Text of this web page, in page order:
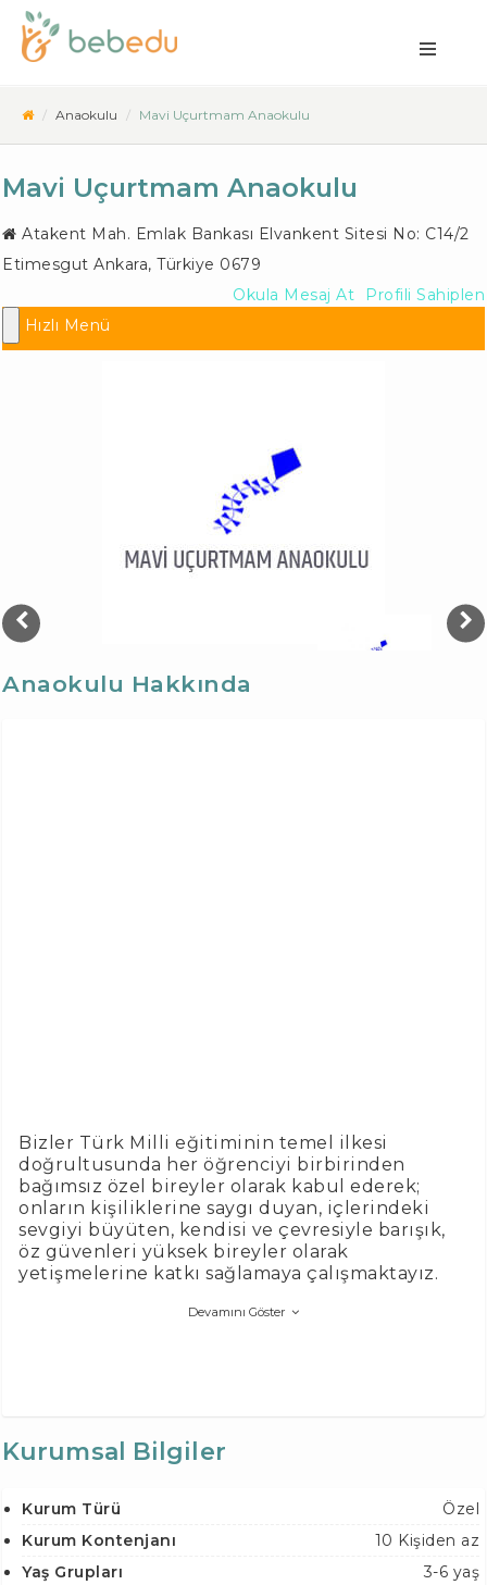
Anaokulu Mavi Uçurtmam Anaokulu
Mavi Uçurtmam Anaokulu
Atakent Mah. Emlak Bankası Elvankent Sitesi No: C14/2
Etimesgut Ankara, Türkiye 0679
Profili Sahiplen
Okula Mesaj At
Hızlı Menü
Anaokulu Hakkında
Bizler Türk Milli eğitiminin temel ilkesi
doğrultusunda her öğrenciyi birbirinden
bağımsız özel bireyler olarak kabul ederek;
onların kişiliklerine saygı duyan, içlerindeki
sevgiyi büyüten, kendisi ve çevresiyle barışık,
öz güvenleri yüksek bireyler olarak
yetişmelerine katkı sağlamaya çalışmaktayız.
Devamını Göster
Kurumsal Bilgiler
Kurum Türü
Özel
Kurum Kontenjanı
10 Kişiden az
Yaş Grupları
3-6 yaş